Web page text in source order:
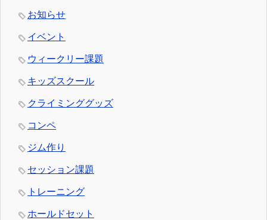
お知らせ
イベント
ウィークリー課題
キッズスクール
クライミンググッズ
コンペ
ジム作り
セッション課題
トレーニング
ホールドセット